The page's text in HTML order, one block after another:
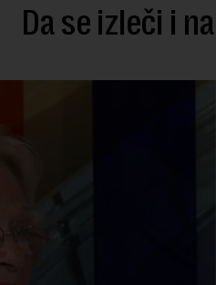
Da se izleči i